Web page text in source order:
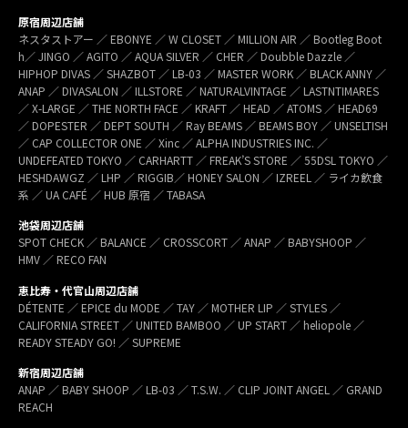
原宿周辺店舗
ネスタストアー ／ EBONYE ／ W CLOSET ／ MILLION AIR ／ Bootleg Boot
h／ JINGO ／ AGITO ／ AQUA SILVER ／ CHER ／ Doubble Dazzle ／
HIPHOP DIVAS ／ SHAZBOT ／ LB-03 ／ MASTER WORK ／ BLACK ANNY ／
ANAP ／ DIVASALON ／ ILLSTORE ／ NATURALVINTAGE ／ LASTNTIMARES
／ X-LARGE ／ THE NORTH FACE ／ KRAFT ／ HEAD ／ ATOMS ／ HEAD69
／ DOPESTER ／ DEPT SOUTH ／ Ray BEAMS ／ BEAMS BOY ／ UNSELTISH
／ CAP COLLECTOR ONE ／ Xinc ／ ALPHA INDUSTRIES INC. ／
UNDEFEATED TOKYO ／ CARHARTT ／ FREAK’S STORE ／ 55DSL TOKYO ／
HESHDAWGZ ／ LHP ／ RIGGIB／ HONEY SALON ／ IZREEL ／ ライカ飲食
系 ／ UA CAFÉ ／ HUB 原宿 ／ TABASA
池袋周辺店舗
SPOT CHECK ／ BALANCE ／ CROSSCORT ／ ANAP ／ BABYSHOOP ／
HMV ／ RECO FAN
恵比寿・代官山周辺店舗
DÉTENTE ／ EPICE du MODE ／ TAY ／ MOTHER LIP ／ STYLES ／
CALIFORNIA STREET ／ UNITED BAMBOO ／ UP START ／ heliopole ／
READY STEADY GO! ／ SUPREME
新宿周辺店舗
ANAP ／ BABY SHOOP ／ LB-03 ／ T.S.W. ／ CLIP JOINT ANGEL ／ GRAND
REACH